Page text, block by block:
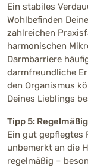
Ein stabiles
Wohlbefinden
zahlreichen
harmonischen
Darmbarriere
darmfreundliche
den Organismus
Deines Lieblings
Tipp 5:
Ein gut gepflegtes
unbemerkt an die
regelmäßig –